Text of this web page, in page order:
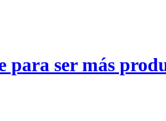
ser más